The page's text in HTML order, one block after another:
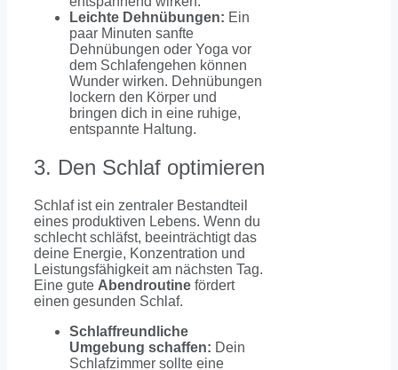
Leichte Dehnübungen: Ein
paar Minuten sanfte
Dehnübungen oder Yoga vor
dem Schlafengehen können
Wunder wirken. Dehnübungen
lockern den Körper und
bringen dich in eine ruhige,
entspannte Haltung.
3. Den Schlaf optimieren
Schlaf ist ein zentraler Bestandteil
eines produktiven Lebens. Wenn du
schlecht schläfst, beeinträchtigt das
deine Energie, Konzentration und
Leistungsfähigkeit am nächsten Tag.
Eine gute Abendroutine fördert
einen gesunden Schlaf.
Schlaffreundliche
Umgebung schaffen: Dein
Schlafzimmer sollte eine